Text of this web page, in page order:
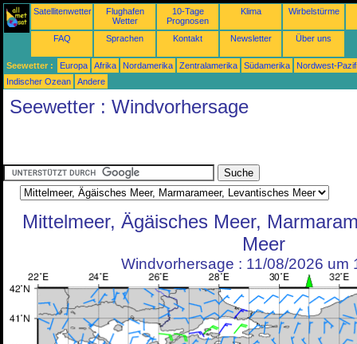
Satellitenwetter
Flughafen
Wetter
10-Tage
Prognosen
Klima Wirbelstürme
FAQ Sprachen Kontakt Newsletter Über uns
Seewetter : Europa Afrika Nordamerika Zentralamerika Südamerika
Nordwest-
Indischer Ozean
Andere
Seewetter : Windvorhersage
Mittelmeer, Ägäisches Meer,
Meer
Windvorhersage : 11/08/2026 um